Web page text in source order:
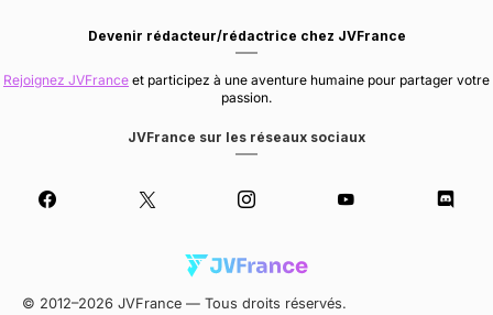
Devenir rédacteur/rédactrice chez JVFrance
Rejoignez JVFrance et participez à une aventure humaine pour partager votre
passion.
JVFrance sur les réseaux sociaux
© 2012–2026 JVFrance — Tous droits réservés.